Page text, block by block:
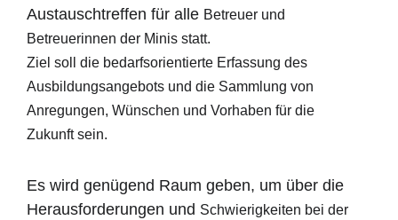
Austauschtreffen für alle Betreuer und
Betreuerinnen der Minis statt.
Ziel soll die bedarfsorientierte Erfassung des
Ausbildungsangebots und die Sammlung von
Anregungen, Wünschen und Vorhaben für die
Zukunftsein.
Es wird genügend Raum geben, um über die
Herausforderungen und Schwierigkeiten bei der